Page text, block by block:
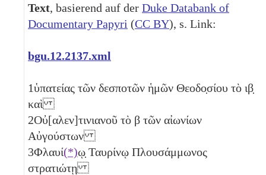
Text, basierend auf der Duke Databank of
Documentary Papyri (CC BY), s. Link:
bgu.12.2137.xml
1ὑπατείας τῶν δεσποτῶν ἡμῶν Θεοδο̣σίου τὸ ιβ̣
καὶ
2Οὐ[αλεν]τινιανοῦ τὸ β τῶν αἰωνίων
Αὐγούστων
3Φλαυί(*)ῳ̣ Ταυρίνῳ Πλουσάμμωνος
στρατιώτῃ